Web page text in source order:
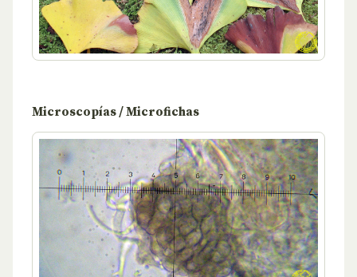
Microscopías / Microfichas